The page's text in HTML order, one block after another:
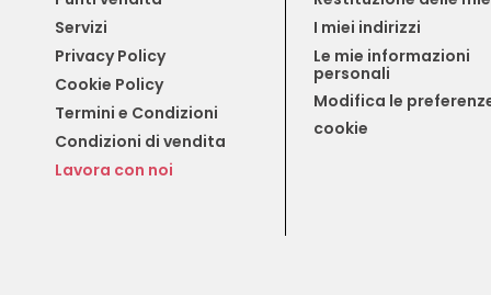
Servizi
Privacy Policy
Cookie Policy
Termini e Condizioni
Condizioni di vendita
Lavora con noi
I miei indirizzi
Le mie informazioni
personali
Modifica le
cookie